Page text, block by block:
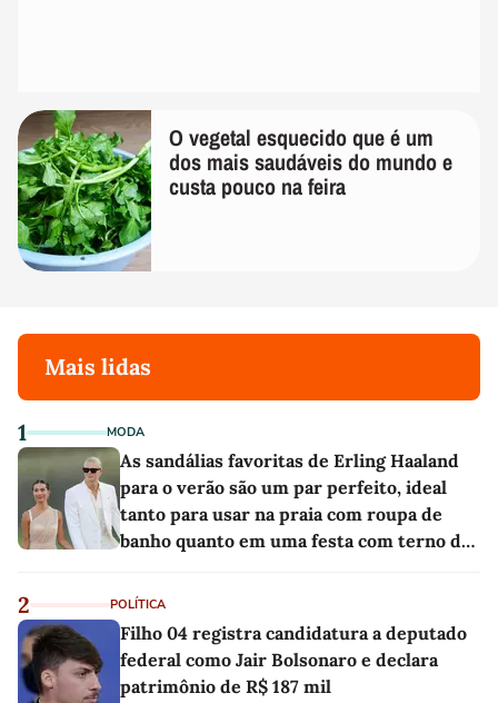
O vegetal esquecido que é um
dos mais saudáveis do mundo e
custa pouco na feira
Mais lidas
1 MODA
As sandálias favoritas de Erling Haaland
para o verão são um par perfeito, ideal
tanto para usar na praia com roupa de
banho quanto em uma festa com terno de
2 POLÍTICA
Filho 04 registra candidatura a deputado
federal como Jair Bolsonaro e declara
patrimônio de R$ 187 mil